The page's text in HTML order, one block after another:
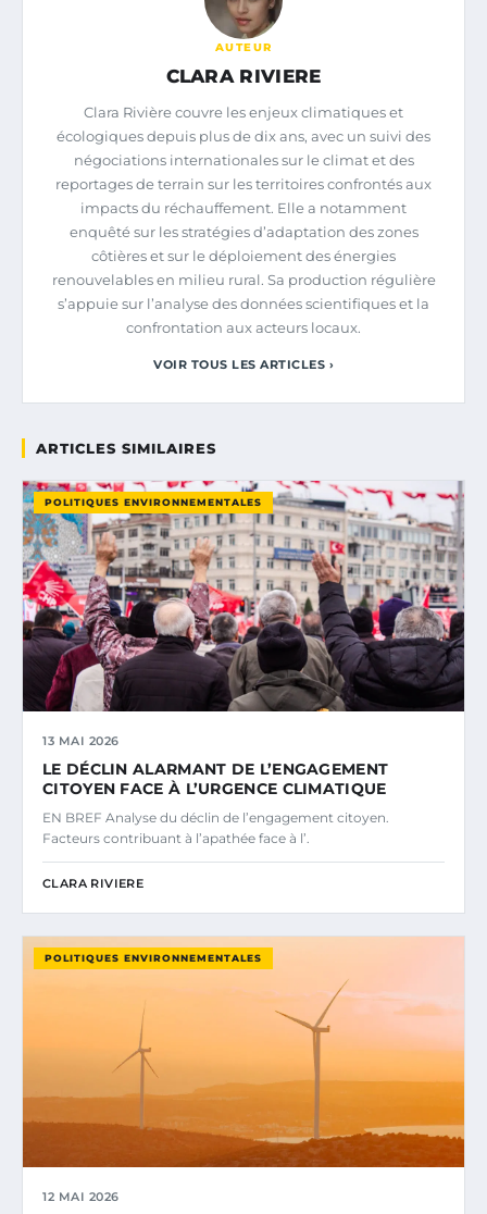
AUTEUR
CLARA RIVIERE
Clara Rivière couvre les enjeux climatiques et
écologiques depuis plus de dix ans, avec un suivi des
négociations internationales sur le climat et des
reportages de terrain sur les territoires confrontés aux
impacts du réchauffement. Elle a notamment
enquêté sur les stratégies d’adaptation des zones
côtières et sur le déploiement des énergies
renouvelables en milieu rural. Sa production régulière
s’appuie sur l’analyse des données scientifiques et la
confrontation aux acteurs locaux.
VOIR TOUS LES ARTICLES ›
ARTICLES SIMILAIRES
POLITIQUES ENVIRONNEMENTALES
13 MAI 2026
LE DÉCLIN ALARMANT DE L’ENGAGEMENT
CITOYEN FACE À L’URGENCE CLIMATIQUE
EN BREF Analyse du déclin de l’engagement citoyen.
Facteurs contribuant à l’apathée face à l’.
CLARA RIVIERE
POLITIQUES ENVIRONNEMENTALES
12 MAI 2026